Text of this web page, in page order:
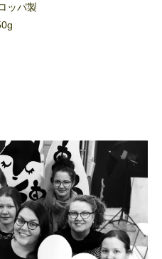
ッパ製